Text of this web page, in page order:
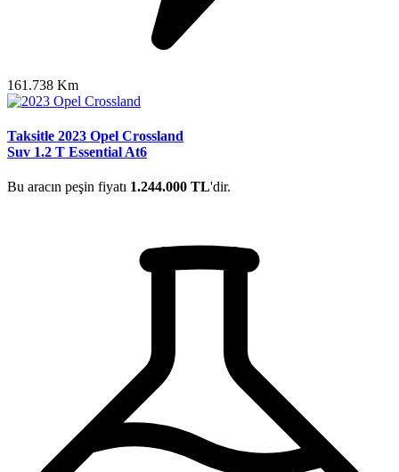
161.738 Km
Taksitle 2023 Opel Crossland
Suv 1.2 T Essential At6
Bu aracın peşin fiyatı 1.244.000 TL'dir.